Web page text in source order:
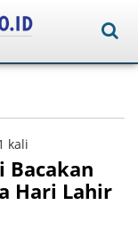
kali
Bacakan
Hari Lahir